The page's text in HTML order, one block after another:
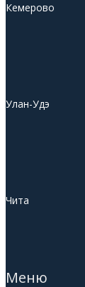
Кемерово
Улан-Удэ
Чита
Меню